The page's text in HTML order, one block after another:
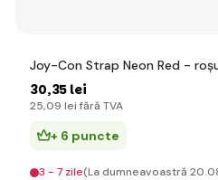
Joy-Con Strap Neon Red -
30,35 lei
25,09 lei fără TVA
+ 6 puncte
3 - 7 zile(La dumneavoastră